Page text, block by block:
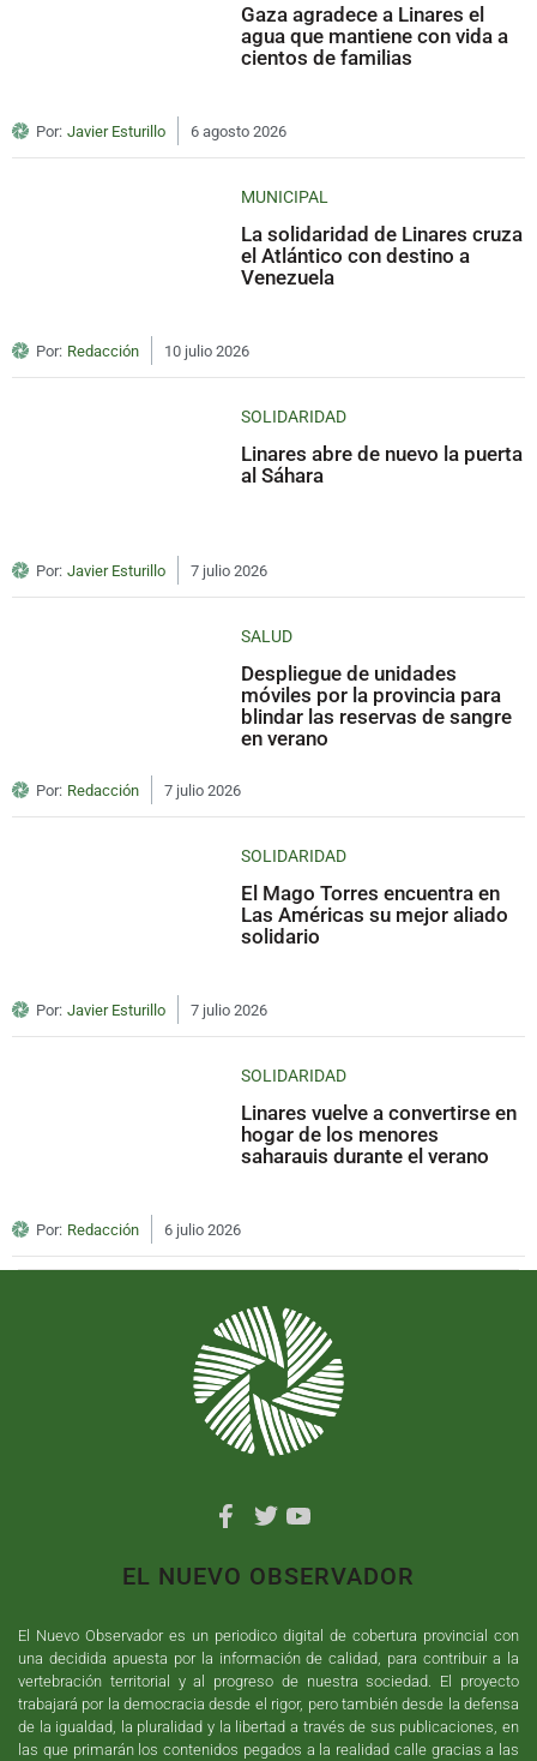
Gaza agradece a Linares el
agua que mantiene con vida a
cientos de familias
Por: Javier Esturillo 6 agosto 2026
MUNICIPAL
La solidaridad de Linares cruza
el Atlántico con destino a
Venezuela
Por: Redacción 10 julio 2026
SOLIDARIDAD
Linares abre de nuevo la puerta
al Sáhara
Por: Javier Esturillo 7 julio 2026
SALUD
Despliegue de unidades
móviles por la provincia para
blindar las reservas de sangre
en verano
Por: Redacción 7 julio 2026
SOLIDARIDAD
El Mago Torres encuentra en
Las Américas su mejor aliado
solidario
Por: Javier Esturillo 7 julio 2026
SOLIDARIDAD
Linares vuelve a convertirse en
hogar de los menores
saharauis durante el verano
Por: Redacción 6 julio 2026
EL NUEVO OBSERVADOR
El Nuevo Observador es un periodico digital de cobertura provincial con
una decidida apuesta por la información de calidad, para contribuir a la
vertebración territorial y al progreso de nuestra sociedad. El proyecto
trabajará por la democracia desde el rigor, pero también desde la defensa
de la igualdad, la pluralidad y la libertad a través de sus publicaciones, en
las que primarán los contenidos pegados a la realidad calle gracias a las